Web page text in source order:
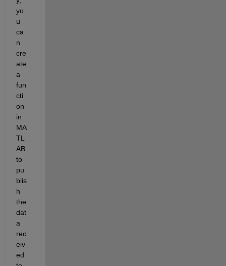
yo
u
ca
n
cre
ate
a
fun
cti
on
in
MA
TL
AB
to
pu
blis
h
the
dat
a
rec
eiv
ed